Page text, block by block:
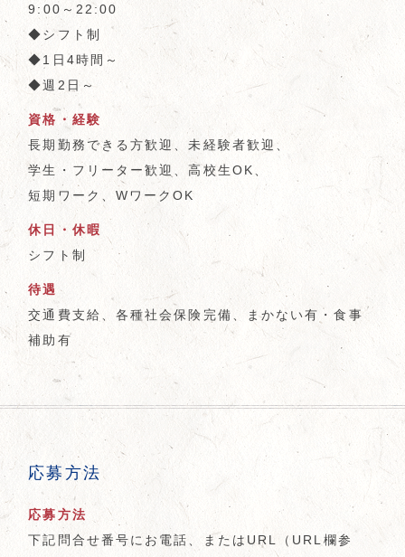
9:00～22:00
◆シフト制
◆1日4時間～
◆週2日～
資格・経験
長期勤務できる方歓迎、未経験者歓迎、
学生・フリーター歓迎、高校生OK、
短期ワーク、WワークOK
休日・休暇
シフト制
待遇
交通費支給、各種社会保険完備、まかない有・食事
補助有
応募方法
応募方法
下記問合せ番号にお電話、またはURL（URL欄参